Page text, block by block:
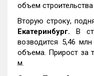
объем
Вторую строку,
Екатеринбург. В
возводится 5,46
объема. Прирост за
м.